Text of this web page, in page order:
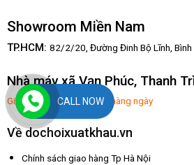
Showroom Miền Nam
TP.HCM: 82/2/20, Đường Đinh Bộ Lĩnh, Bình
Nhà máy xã Vạn Phúc, Thanh
Giờ mở hàng: 8:00-17:30 hàng ngày
Về dochoixuatkhau.vn
Chính sách giao hàng Tp Hà Nội
CALL NOW